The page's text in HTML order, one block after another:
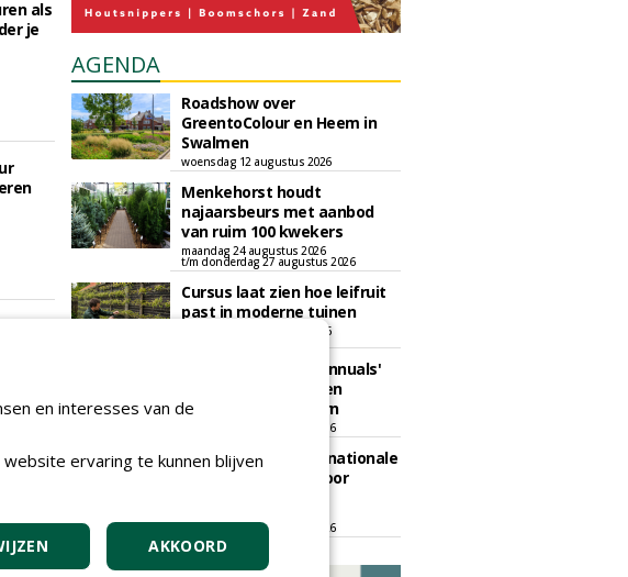
als
je
AGENDA
Roadshow over
GreentoColour en Heem in
Swalmen
woensdag 12 augustus 2026
Menkehorst houdt
najaarsbeurs met aanbod
van ruim 100 kwekers
maandag 24 augustus 2026
t/m donderdag 27 augustus 2026
Cursus laat zien hoe leifruit
past in moderne tuinen
woensdag 26 augustus 2026
Vakdag 'All About Annuals'
zet eenjarige planten
centraal in Appeltern
donderdag 27 augustus 2026
GaLaBau 2026: internationale
ontmoetingsplek voor
t/m vrijdag 18 september 2026
en interesses van de
ervaring te kunnen blijven
AKKOORD